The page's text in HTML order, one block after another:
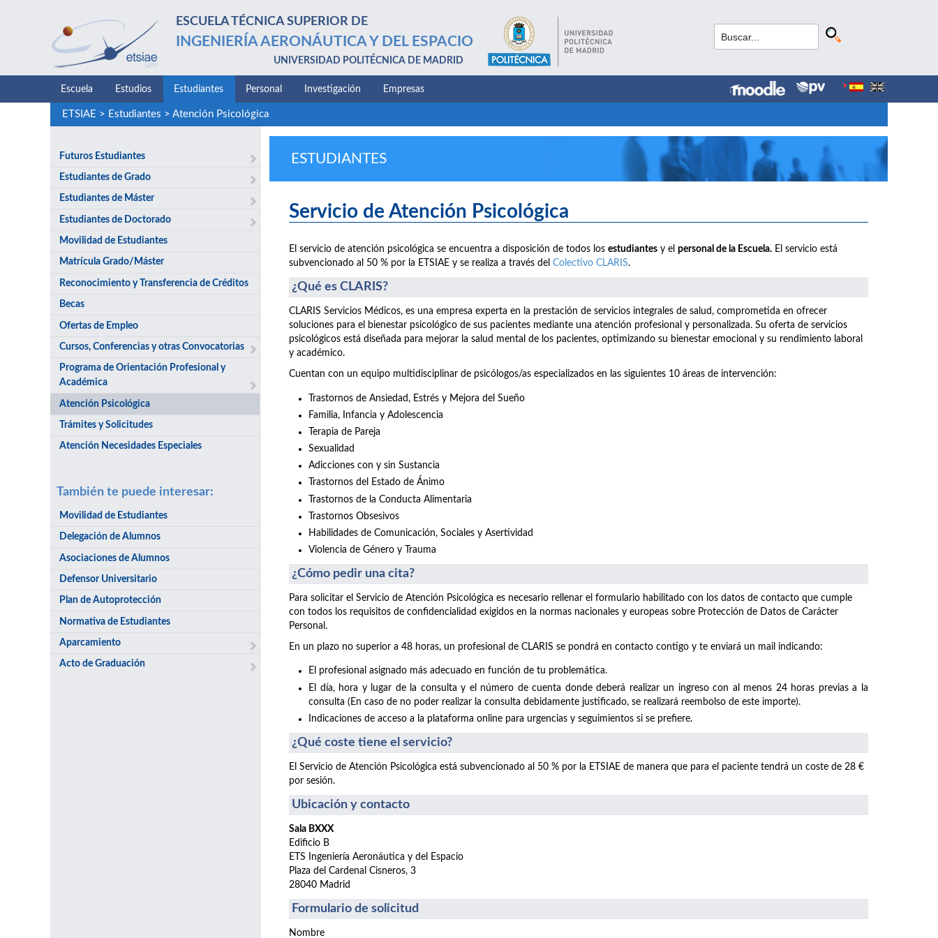
ESCUELA TÉCNICA SUPERIOR DE
INGENIERÍA AERONÁUTICA Y DEL ESPACIO
UNIVERSIDAD POLITÉCNICA DE MADRID
Escuela Estudios Estudiantes Personal Investigación Empresas
ETSIAE > Estudiantes > Atención Psicológica
Futuros Estudiantes
Estudiantes de Grado
Estudiantes de Máster
Estudiantes de Doctorado
Movilidad de Estudiantes
Matrícula Grado/Máster
Reconocimiento y Transferencia de Créditos
Becas
Ofertas de Empleo
Cursos, Conferencias y otras Convocatorias
Programa de Orientación Profesional y
Académica
Atención Psicológica
Trámites y Solicitudes
Atención Necesidades Especiales
También te puede interesar:
Movilidad de Estudiantes
Delegación de Alumnos
Asociaciones de Alumnos
Defensor Universitario
Plan de Autoprotección
Normativa de Estudiantes
Aparcamiento
Acto de Graduación
ESTUDIANTES
Servicio de Atención Psicológica
El servicio de atención psicológica se encuentra a disposición de todos los estudiantes y el personal de la Escuela. El servicio está
subvencionado al 50 % por la ETSIAE y se realiza a través del Colectivo CLARIS.
¿Qué es CLARIS?
CLARIS Servicios Médicos, es una empresa experta en la prestación de servicios integrales de salud, comprometida en ofrecer
soluciones para el bienestar psicológico de sus pacientes mediante una atención profesional y personalizada. Su oferta de servicios
psicológicos está diseñada para mejorar la salud mental de los pacientes, optimizando su bienestar emocional y su rendimiento laboral
y académico.
Cuentan con un equipo multidisciplinar de psicólogos/as especializados en las siguientes 10 áreas de intervención:
Trastornos de Ansiedad, Estrés y Mejora del Sueño
Familia, Infancia y Adolescencia
Terapia de Pareja
Sexualidad
Adicciones con y sin Sustancia
Trastornos del Estado de Ánimo
Trastornos de la Conducta Alimentaria
Trastornos Obsesivos
Habilidades de Comunicación, Sociales y Asertividad
Violencia de Género y Trauma
¿Cómo pedir una cita?
Para solicitar el Servicio de Atención Psicológica es necesario rellenar el formulario habilitado con los datos de contacto que cumple
con todos los requisitos de confidencialidad exigidos en la normas nacionales y europeas sobre Protección de Datos de Carácter
Personal.
En un plazo no superior a 48 horas, un profesional de CLARIS se pondrá en contacto contigo y te enviará un mail indicando:
El profesional asignado más adecuado en función de tu problemática.
El día, hora y lugar de la consulta y el número de cuenta donde deberá realizar un ingreso con al menos 24 horas previas a la
consulta (En caso de no poder realizar la consulta debidamente justificado, se realizará reembolso de este importe).
Indicaciones de acceso a la plataforma online para urgencias y seguimientos si se prefiere.
¿Qué coste tiene el servicio?
El Servicio de Atención Psicológica está subvencionado al 50 % por la ETSIAE de manera que para el paciente tendrá un coste de 28 €
por sesión.
Ubicación y contacto
Sala BXXX
Edificio B
ETS Ingeniería Aeronáutica y del Espacio
Plaza del Cardenal Cisneros, 3
28040 Madrid
Formulario de solicitud
Nombre